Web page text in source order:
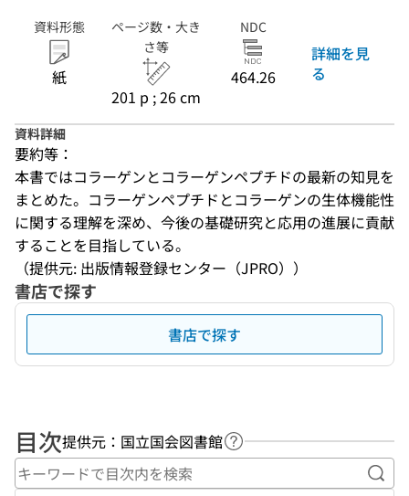
資料形態
紙
ページ数・大き
さ等
201 p ; 26 cm
NDC
464.26
詳細を見
る
資料詳細
要約等：
本書ではコラーゲンとコラーゲンペプチドの最新の知見を
まとめた。コラーゲンペプチドとコラーゲンの生体機能性
に関する理解を深め、今後の基礎研究と応用の進展に貢献
することを目指している。
（提供元: 出版情報登録センター（JPRO））
書店で探す
書店で探す
目次提供元：国立国会図書館 ヘルプページへのリンク
キ